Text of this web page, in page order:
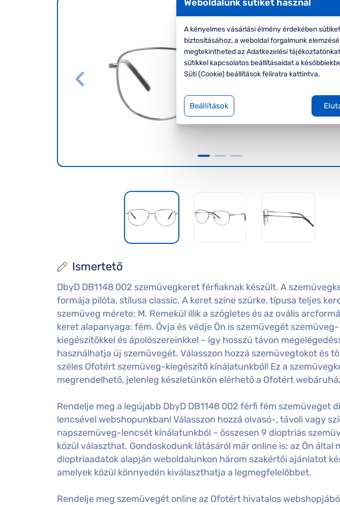
Ismertető
DbyD DB1148 002 szemüvegkeret férfiaknak készült. A
formája pilóta, stílusa classic. A keret színe szürke, típusa teljes
szemüveg mérete: M. Remekül illik a szögletes és az ovális
keret alapanyaga: fém. Óvja és védje Ön is szemüvegét szemüveg-
kiegészítőkkel és ápolószereinkkel – így hosszú távon
használhatja új szemüvegét. Válasszon hozzá szemüvegtokot és
széles Ofotért szemüveg-kiegészítő kínálatunkból! Ez a
megrendelhető, jelenleg készletünkön elérhető a Ofotért
Rendelje meg a legújabb DbyD DB1148 002 férfi fém szemüveget
lencsével webshopunkban! Válasszon hozzá olvasó-, távoli vagy
napszemüveg-lencsét kínálatunkból – összesen 9 dioptriás
közül választhat. Gondoskodunk látásáról már online is: az Ön által
dioptriaadatok alapján weboldalunkon három szakértői ajánlatot
amelyek közül könnyedén kiválaszthatja a legmegfelelőbbet.
Rendelje meg szemüvegét online az Ofotért hivatalos
Weboldalunk sütiket használ
A kényelmes vásárlási élmény érdekében
biztosításához, a weboldal forgalmunk
megtekintheted az Adatkezelési
sütikkel kapcsolatos beállításaidat a
Süti (Cookie) beállítások feliratra kattintva.
Beállítások